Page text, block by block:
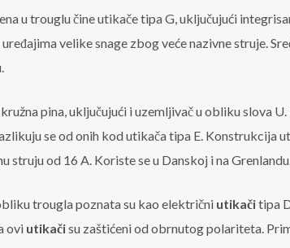
u trouglu čine utikače tipa G, uključujući
velike snage zbog veće nazivne struje.
pina, uključujući i uzemljivač u obliku slova
se od onih kod utikača tipa E. Konstrukcija
struju od 16 A. Koriste se u Danskoj i na
trougla poznata su kao električni utikačitipa
ovi utikačisu zaštićeni od obrnutog polariteta.